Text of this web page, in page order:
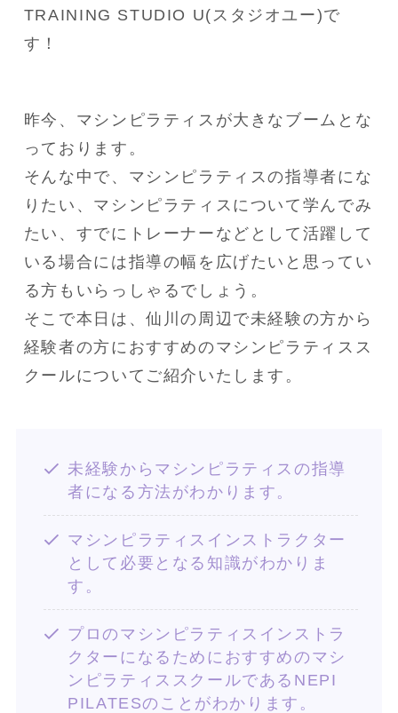
TRAINING STUDIO U(スタジオユー)で
す！
昨今、マシンピラティスが大きなブームとな
っております。
そんな中で、マシンピラティスの指導者にな
りたい、マシンピラティスについて学んでみ
たい、すでにトレーナーなどとして活躍して
いる場合には指導の幅を広げたいと思ってい
る方もいらっしゃるでしょう。
そこで本日は、仙川の周辺で未経験の方から
経験者の方におすすめのマシンピラティスス
クールについてご紹介いたします。
未経験からマシンピラティスの指導
者になる方法がわかります。
マシンピラティスインストラクター
として必要となる知識がわかりま
す。
プロのマシンピラティスインストラ
クターになるためにおすすめのマシ
ンピラティススクールであるNEPI
PILATESのことがわかります。